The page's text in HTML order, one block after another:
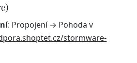
: Propojení → Pohoda v
stormware-